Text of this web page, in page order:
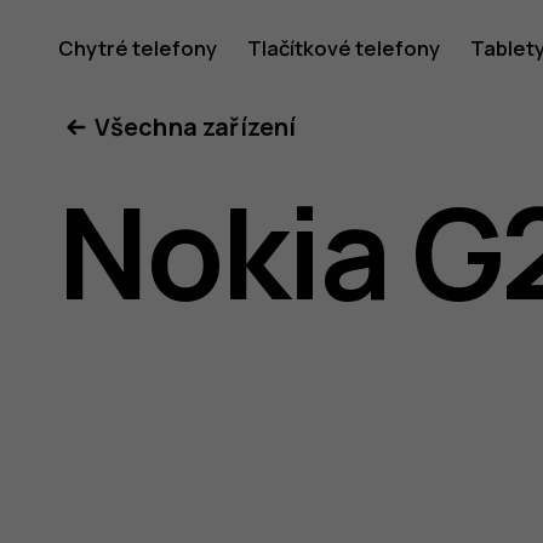
příručka
k
Chytré telefony Tlačítkové telefony
Všechna zařízení
Nokia